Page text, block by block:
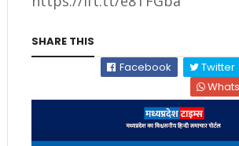
SHARE THIS
Facebook
Twitter